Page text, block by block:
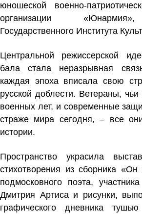
юношеской военно-
организации
Государственного Института
Центральной режиссерской
бала стала неразрывная
каждая эпоха вписала свою
русской доблести. Ветераны, чьи
военных лет, и современные
страже мира сегодня, – все
истории.
Пространство украсила
стихотворения из сборника
подмосковного поэта,
Дмитрия Артиса и рисунки,
графического дневника